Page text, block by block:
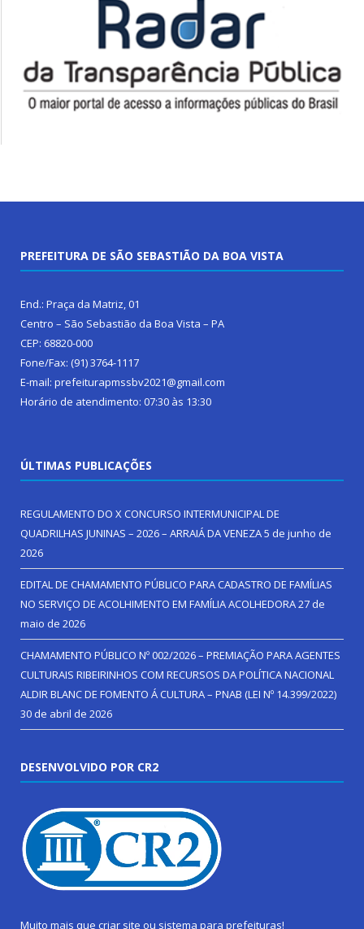
PREFEITURA DE SÃO SEBASTIÃO DA BOA VISTA
End.: Praça da Matriz, 01
Centro – São Sebastião da Boa Vista – PA
CEP: 68820-000
Fone/Fax: (91) 3764-1117
E-mail: prefeiturapmssbv2021@gmail.com
Horário de atendimento: 07:30 às 13:30
ÚLTIMAS PUBLICAÇÕES
REGULAMENTO DO X CONCURSO INTERMUNICIPAL DE
QUADRILHAS JUNINAS – 2026 – ARRAIÁ DA VENEZA5 de junho de
2026
EDITAL DE CHAMAMENTO PÚBLICO PARA CADASTRO DE FAMÍLIAS
NO SERVIÇO DE ACOLHIMENTO EM FAMÍLIA ACOLHEDORA27 de
maio de 2026
CHAMAMENTO PÚBLICO Nº 002/2026 – PREMIAÇÃO PARA AGENTES
CULTURAIS RIBEIRINHOS COM RECURSOS DA POLÍTICA NACIONAL
ALDIR BLANC DE FOMENTO Á CULTURA – PNAB (LEI Nº 14.399/2022)
30 de abril de 2026
DESENVOLVIDO POR CR2
Muito mais que criar site ou sistema para prefeituras!